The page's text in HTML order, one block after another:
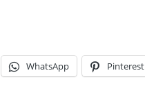
WhatsApp Pinterest